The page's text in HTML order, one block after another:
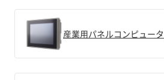
産業用パネルコンピュータ